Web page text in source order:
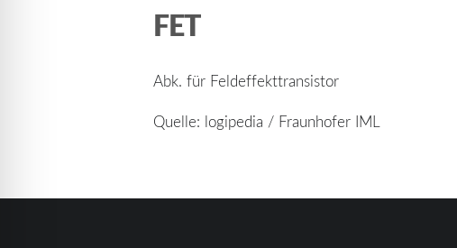
FET
Abk. für Feldeffekttransistor
Quelle: logipedia / Fraunhofer IML